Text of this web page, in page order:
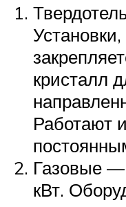
кристалл
Работают
Газовые
кВт.